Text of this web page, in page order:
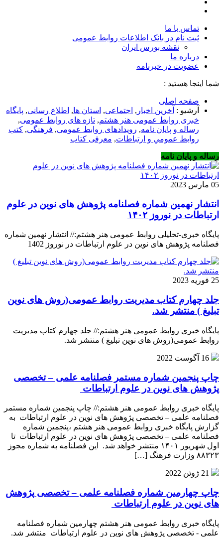
تماس با ما
ثبت نام در بانک اطلاعات روابط عمومی
نقشه بورس ایران
درباره ما
عضويت در خبرنامه
شما اینجا هستید :
صفحه اصلی
آرشیو : آخرین اخبار , اجتماعی, استان ها, اطلاع رسانی, پایگاه
خبری روابط عمومی هنر هشتم, تازه های روابط عمومی,
رساله و پایان نامه, رویدادهای روابط عمومی, فرهنگی, كتب
روابط عمومي و ارتباطات, معرفی کتاب
رساله و پایان نامه
05 مارس 2023
انتشار نهمین شماره فصلنامه پژوهش های نوین در علوم
ارتباطات در نوروز ۱۴۰۲
پایگاه خبری-تحلیلی روابط عمومی هنر هشتم:// انتشار نهمین شماره
فصلنامه پژوهش های نوین در علوم ارتباطات در نوروز 1402
25 فوریه 2023
جلد چهارم کتاب مدیریت روابط عمومی(روش های نوین
تبلیغ ) منتشر شد.
پایگاه خبری روابط عمومی هنر هشتم:// جلد چهارم کتاب مدیریت
روابط عمومی(روش های نوین تبلیغ ) منتشر شد.
16 آگوست 2022
چاپ پنجمین شماره مستمر فصلنامه علمی – تخصصی
پژوهش های نوین در علوم ارتباطات
پایگاه خبری روابط عمومی هنر هشتم:// چاپ پنجمین شماره مستمر
فصلنامه علمی – تخصصی پژوهش های نوین در علوم ارتباطات به
گزارش پایگاه خبری روابط عمومی هنر هشتم ،پنجمین شماره
فصلنامه علمی – تخصصی پژوهش های نوین در علوم ارتباطات تا
اول شهریور ۱۴۰۱ منتشر خواهد شد. این فصلنامه به شماره مجوز
۸۸۳۲۳ وزارت فرهنگ […]
21 ژوئن 2022
چاپ چهارمین شماره فصلنامه علمی – تخصصی پژوهش
های نوین در علوم ارتباطات
پایگاه خبری روابط عمومی هنر هشتم چهارمین شماره فصلنامه
علمی - تخصصی پژوهش های نوین در علوم ارتباطات منتشر شد.